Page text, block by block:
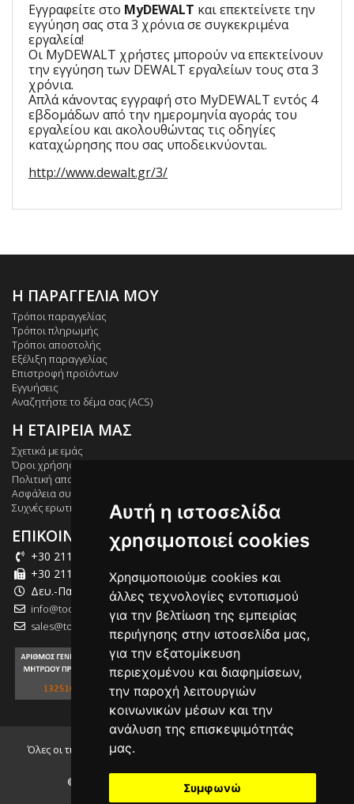
Εγγραφείτε στο MyDEWALT και επεκτείνετε την
εγγύηση σας στα 3 χρόνια σε συγκεκριμένα
εργαλεία!
Οι MyDEWALT χρήστες μπορούν να επεκτείνουν
την εγγύηση των DEWALT εργαλείων τους στα 3
χρόνια.
Απλά κάνοντας εγγραφή στο MyDEWALT εντός 4
εβδομάδων από την ημερομηνία αγοράς του
εργαλείου και ακολουθώντας τις οδηγίες
καταχώρησης που σας υποδεικνύονται.
http://www.dewalt.gr/3/
Η ΠΑΡΑΓΓΕΛΙΑ ΜΟΥ
Τρόποι παραγγελίας
Τρόποι πληρωμής
Τρόποι αποστολής
Εξέλιξη παραγγελίας
Επιστροφή προϊόντων
Εγγυήσεις
Αναζητήστε το δέμα σας (ACS)
Η ΕΤΑΙΡΕΙΑ ΜΑΣ
Σχετικά με εμάς
Όροι χρήσης
Πολιτική απορρήτου
Ασφάλεια συναλλαγών
Συχνές ερωτήσεις
ΕΠΙΚΟΙΝΩΝΙΑ
+30 211 012 2003
+30 211 012 2004
Δευ.-Παρ.: 09:00-18:00
info@tool-market.gr
sales@tool-market.gr
Όλες οι τιμές που αναγράφονται συμπεριλαμβάνουν τον Φ.Π.Α.
© 2026, tool-market.gr - Powered by
Αυτή η ιστοσελίδα
χρησιμοποιεί cookies
Χρησιμοποιούμε cookies και
άλλες τεχνολογίες εντοπισμού
για την βελτίωση της εμπειρίας
περιήγησης στην ιστοσελίδα μας,
για την εξατομίκευση
περιεχομένου και διαφημίσεων,
την παροχή λειτουργιών
κοινωνικών μέσων και την
ανάλυση της επισκεψιμότητάς
μας.
Συμφωνώ